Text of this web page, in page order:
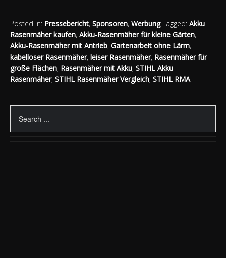
Posted in: Pressebericht, Sponsoren, Werbung Tagged: Akku
Rasenmäher kaufen, Akku-Rasenmäher für kleine Gärten,
Akku-Rasenmäher mit Antrieb, Gartenarbeit ohne Lärm,
kabelloser Rasenmäher, leiser Rasenmäher, Rasenmäher für
große Flächen, Rasenmäher mit Akku, STIHL Akku
Rasenmäher, STIHL Rasenmäher Vergleich, STIHL RMA